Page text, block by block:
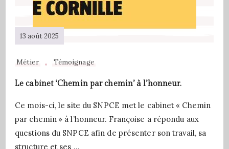
13 août 2025
Métier Témoignage
Le cabinet ‘Chemin par chemin’ à l’honneur.
Ce mois-ci, le site du SNPCE met le cabinet « Chemin
par chemin » à l’honneur. Françoise a répondu aux
questions du SNPCE afin de présenter son travail, sa
structure et ses …